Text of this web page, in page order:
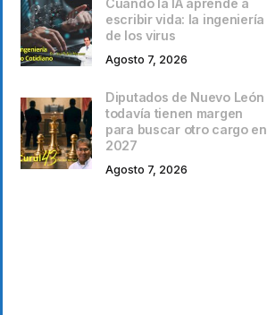
escribir vida: la ingeniería
de los virus
Agosto 7, 2026
Diputados de Nuevo León
todavía tienen margen
para buscar otro cargo en
2027
Agosto 7, 2026